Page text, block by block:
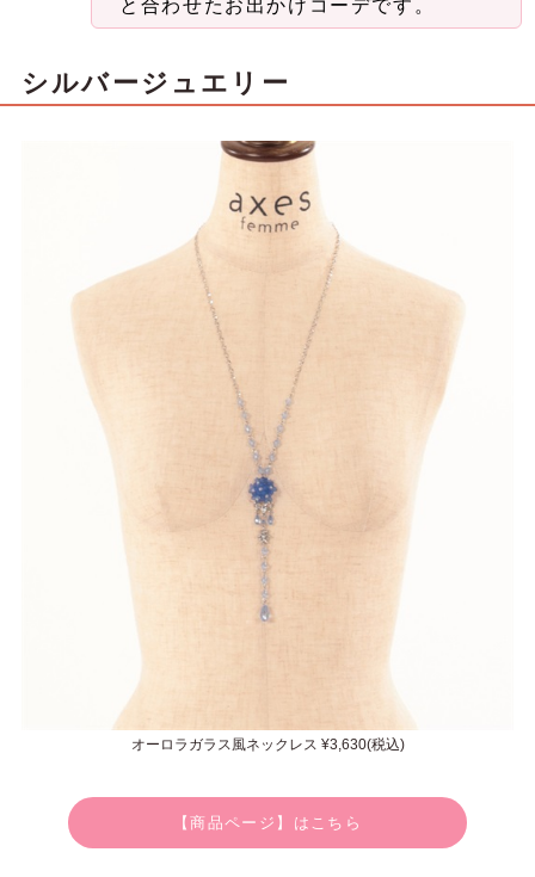
と合わせたお出かけコーデです。
シルバージュエリー
オーロラガラス風ネックレス ¥3,630(税込)
【商品ページ】はこちら